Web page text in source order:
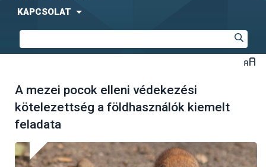
KAPCSOLAT
A mezei pocok elleni védekezési
kötelezettség a földhasználók kiemelt
feladata